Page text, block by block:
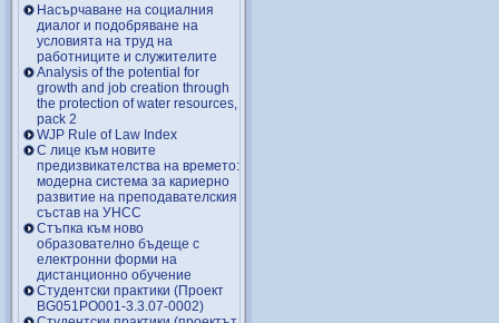
Насърчаване на социалния
диалог и подобряване на
условията на труд на
работниците и служителите
Analysis of the potential for
growth and job creation through
the protection of water resources,
pack 2
WJP Rule of Law Index
С лице към новите
предизвикателства на времето:
модерна система за кариерно
развитие на преподавателския
състав на УНСС
Стъпка към ново
образователно бъдеще с
електронни форми на
дистанционно обучение
Студентски практики (Проект
BG051PO001-3.3.07-0002)